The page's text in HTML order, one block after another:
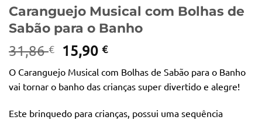
Caranguejo Musical com Bolhas de
Sabão para o Banho
31,86€
O
preço
original
era:
31,86 €.
15,90€O
atual
é:
15,90 €.
O Caranguejo Musical com Bolhas de Sabão para o Banho
vai tornar o banho das crianças super divertido e alegre!
Este brinquedo para crianças, possui uma sequência